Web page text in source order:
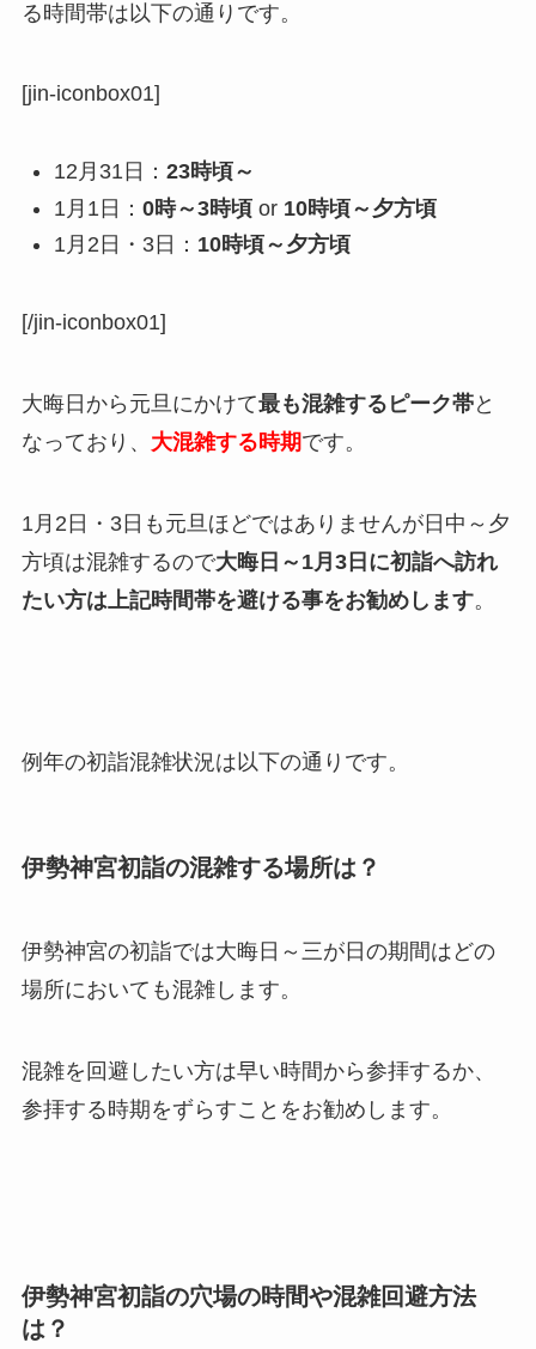
る時間帯は以下の通りです。
[jin-iconbox01]
12月31日： 23時頃～
1月1日： 0時～3時頃or 10時頃～夕方頃
1月2日・3日： 10時頃～夕方頃
[/jin-iconbox01]
大晦日から元旦にかけて最も混雑するピーク帯と
なっており、 大混雑する時期です。
1月2日・3日も元旦ほどではありませんが日中～夕
方頃は混雑するので大晦日～1月3日に初詣へ訪れ
たい方は上記時間帯を避ける事をお勧めします。
例年の初詣混雑状況は以下の通りです。
伊勢神宮初詣の混雑する場所は？
伊勢神宮の初詣では大晦日～三が日の期間はどの
場所においても混雑します。
混雑を回避したい方は早い時間から参拝するか、
参拝する時期をずらすことをお勧めします。
伊勢神宮初詣の穴場の時間や混雑回避方法
は？